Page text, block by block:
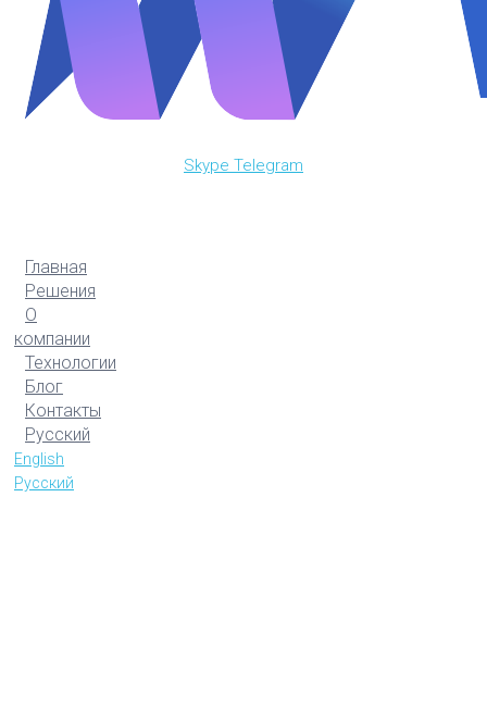
Skype Telegram
Главная
Решения
О
компании
Технологии
Блог
Контакты
Русский
English
Русский